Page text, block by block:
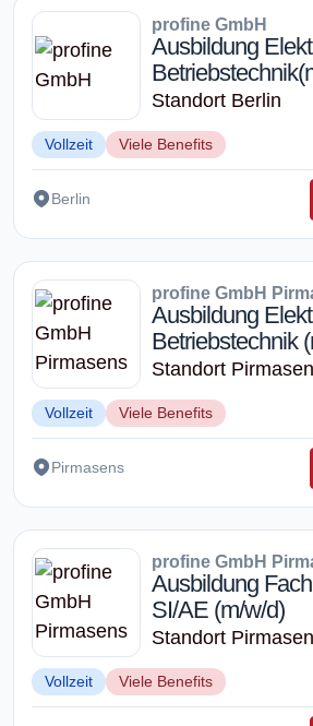
profine GmbH
Ausbildung
Standort Berlin
Vollzeit Viele Benefits
Berlin
profine GmbH
Ausbildung
Betriebstechnik
Standort
Vollzeit Viele Benefits
Pirmasens
profine GmbH
Ausbildung
SI/AE (m/w/d)
Standort
Vollzeit Viele Benefits